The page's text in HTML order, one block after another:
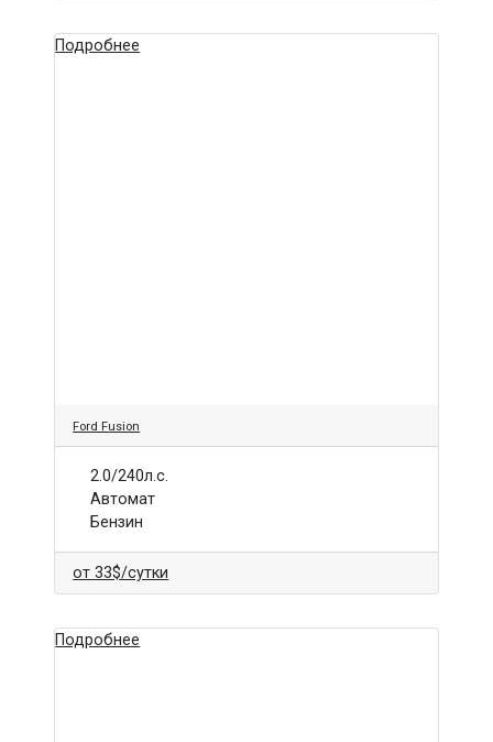
Подробнее
Ford Fusion
2.0/240л.с.
Автомат
Бензин
от33$/сутки
Подробнее